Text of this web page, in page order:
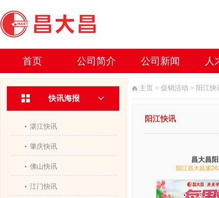
首页 公司简介 公司新闻 人
快讯海报
湛江快讯
肇庆快讯
佛山快讯
江门快讯
主页 > 促销活动 > 阳江快
阳江快讯
昌大昌
阳江昌大昌第